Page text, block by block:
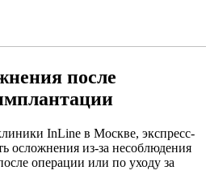
после
InLine в Москве, экспресс-
осложнения из-за несоблюдения
операции или по уходу за